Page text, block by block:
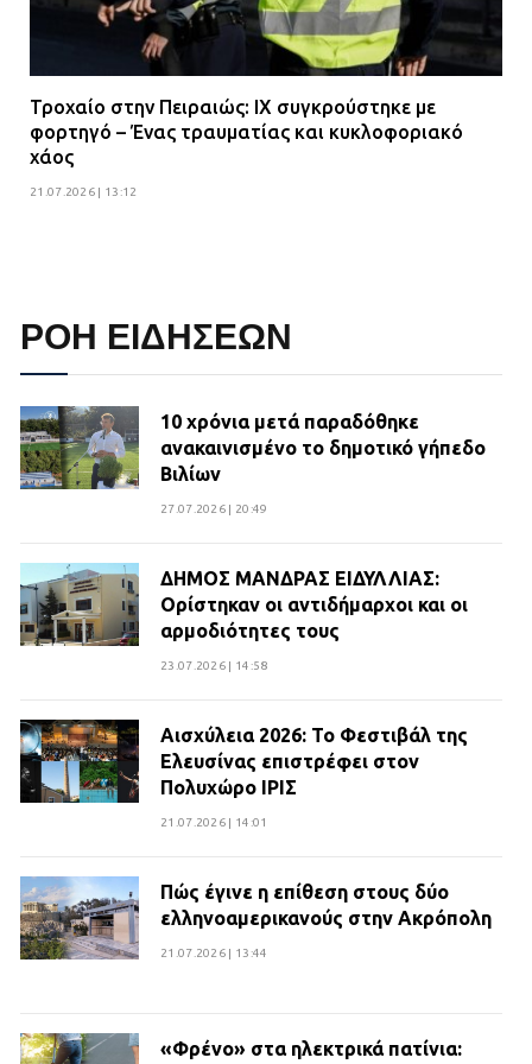
Τροχαίο στην Πειραιώς: ΙΧ συγκρούστηκε με
φορτηγό – Ένας τραυματίας και κυκλοφοριακό
χάος
21.07.2026 | 13:12
ΡΟΗ ΕΙΔΗΣΕΩΝ
10 χρόνια μετά παραδόθηκε
ανακαινισμένο το δημοτικό γήπεδο
Βιλίων
27.07.2026 | 20:49
ΔΗΜΟΣ ΜΑΝΔΡΑΣ ΕΙΔΥΛΛΙΑΣ:
Ορίστηκαν οι αντιδήμαρχοι και οι
αρμοδιότητες τους
23.07.2026 | 14:58
Αισχύλεια 2026: Το Φεστιβάλ της
Ελευσίνας επιστρέφει στον
Πολυχώρο ΙΡΙΣ
21.07.2026 | 14:01
Πώς έγινε η επίθεση στους δύο
ελληνοαμερικανούς στην Ακρόπολη
21.07.2026 | 13:44
«Φρένο» στα ηλεκτρικά πατίνια: